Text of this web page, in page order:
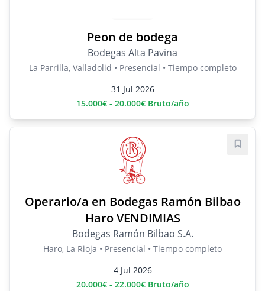
Peon de bodega
Bodegas Alta Pavina
La Parrilla, Valladolid • Presencial • Tiempo completo
31 Jul 2026
15.000€ - 20.000€ Bruto/año
Operario/a en Bodegas Ramón Bilbao
Haro VENDIMIAS
Bodegas Ramón Bilbao S.A.
Haro, La Rioja • Presencial • Tiempo completo
4 Jul 2026
20.000€ - 22.000€ Bruto/año